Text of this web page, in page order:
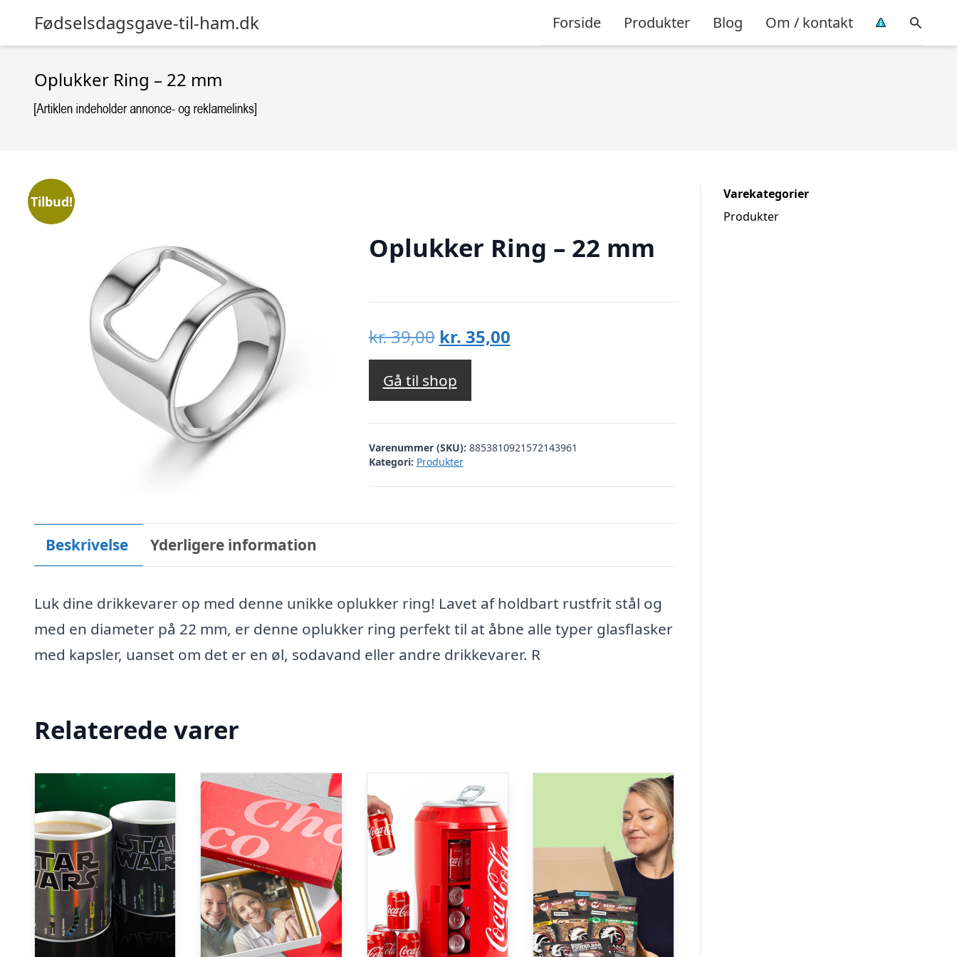
Fødselsdagsgave-til-ham.dk Forside Produkter Blog Om / kontakt
Oplukker Ring – 22 mm
Tilbud!
Oplukker Ring – 22 mm
kr.39,00 Den
oprindelige
pris
var:
kr. 39,00.
kr. 35,00Den
kr. 35,00.
Gå til shop
Varenummer (SKU): 8853810921572143961
Kategori: Produkter
Beskrivelse Yderligere information
Luk dine drikkevarer op med denne unikke oplukker ring! Lavet af holdbart rustfrit stål og
med en diameter på 22 mm, er denne oplukker ring perfekt til at åbne alle typer glasflasker
med kapsler, uanset om det er en øl, sodavand eller andre drikkevarer. R
Relaterede varer
Varekategorier
Produkter